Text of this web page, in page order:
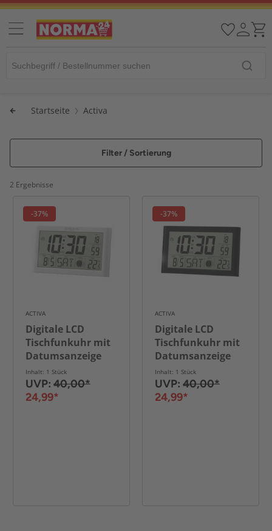
Startseite Activa
Filter / Sortierung
2 Ergebnisse
-37%
ACTIVA
Digitale LCD
Tischfunkuhr mit
Datumsanzeige
und
Inhalt: 1 Stück
UVP: 40,00*
24,99*
-37%
ACTIVA
Digitale LCD
Tischfunkuhr mit
Datumsanzeige
und
Inhalt: 1 Stück
UVP: 40,00*
24,99*